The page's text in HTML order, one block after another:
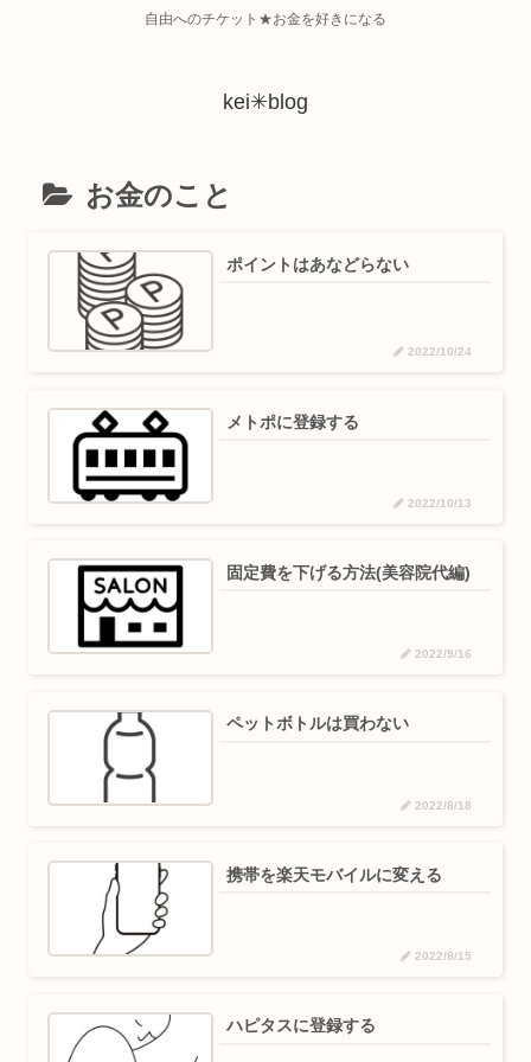
自由へのチケット★お金を好きになる
kei✳︎blog
お金のこと
ポイントはあなどらない
2022/10/24
メトポに登録する
2022/10/13
固定費を下げる方法(美容院代編)
2022/9/16
ペットボトルは買わない
2022/8/18
携帯を楽天モバイルに変える
2022/8/15
ハピタスに登録する